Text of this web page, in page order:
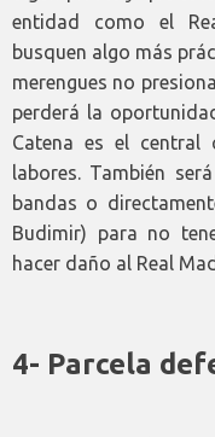
entidad como el
busquen algo más
merengues no
perderá la
Catena es el
labores. También
bandas o
Budimir) para no
hacer daño al Real
4- Parcela